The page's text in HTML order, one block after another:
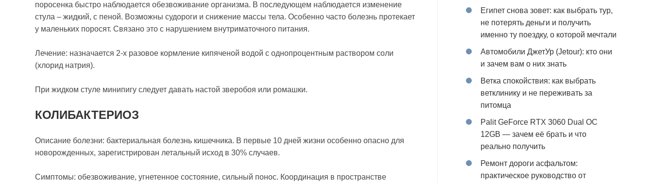
поросенка быстро наблюдается обезвоживание организма. В последующем наблюдается изменение
стула – жидкий, с пеной. Возможны судороги и снижение массы тела. Особенно часто болезнь протекает
у маленьких поросят. Связано это с нарушением внутриматочного питания.
Лечение: назначается 2-х разовое кормление кипяченой водой с однопроцентным раствором соли
(хлорид натрия).
При жидком стуле минипигу следует давать настой зверобоя или ромашки.
КОЛИБАКТЕРИОЗ
Описание болезни: бактериальная болезнь кишечника. В первые 10 дней жизни особенно опасно для
новорожденных, зарегистрирован летальный исход в 30% случаев.
Симптомы: обезвоживание, угнетенное состояние, сильный понос. Координация в пространстве
Египет снова зовет: как выбрать тур,
не потерять деньги и получить
именно ту поездку, о которой мечтали
Автомобили ДжетУр (Jetour): кто они
и зачем вам о них знать
Ветка спокойствия: как выбрать
ветклинику и не переживать за
питомца
Palit GeForce RTX 3060 Dual OC
12GB — зачем её брать и что
реально получить
Ремонт дороги асфальтом:
практическое руководство от